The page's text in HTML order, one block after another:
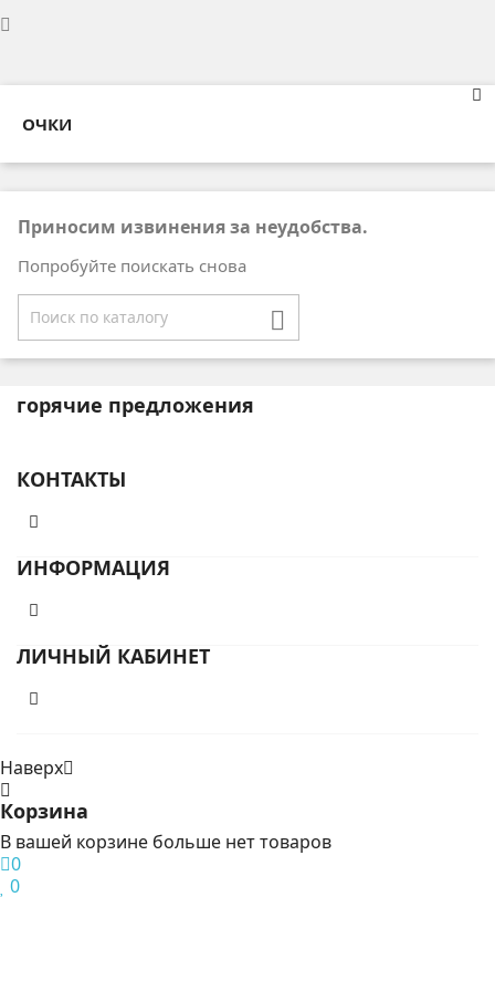
ОЧКИ
Приносим извинения за неудобства.
Попробуйте поискать снова

горячие предложения
КОНТАКТЫ
ИНФОРМАЦИЯ
ЛИЧНЫЙ КАБИНЕТ
Наверх
Корзина
В вашей корзине больше нет товаров
0
0